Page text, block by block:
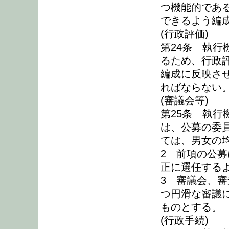
つ機能的であ
できるよう編
(行政評価)
第24条 執行
るため、行政
編成に反映さ
ればならない
(審議会等)
第25条 執行
は、公募の委
ては、男女の
2 前項の公募
正に選任する
3 審議会、審
つ円滑な審議
ものとする。
(行政手続)